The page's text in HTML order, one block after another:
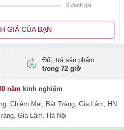
0đánh giá
GIÁ CỦA BẠN
Đổi, trả sản phẩm
trong 72 giờ
năm kinh nghiệm
Chiêm Mai, Bát Tràng, Gia Lâm, HN
Gia Lâm, Hà Nội